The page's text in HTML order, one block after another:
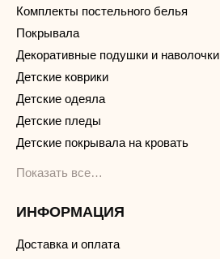
Комплекты постельного белья
Покрывала
Декоративные подушки и наволочки
Детские коврики
Детские одеяла
Детские пледы
Детские покрывала на кровать
Показать все…
ИНФОРМАЦИЯ
Доставка и оплата